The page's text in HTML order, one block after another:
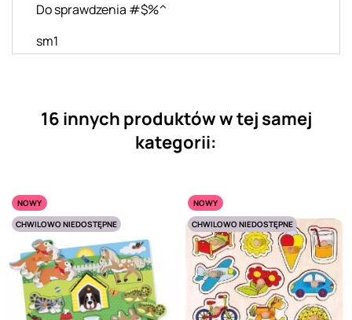
Do sprawdzenia #$%^
sm1
16 innych produktów w tej samej
kategorii:
NOWY
CHWILOWO NIEDOSTĘPNE
NOWY
CHWILOWO NIEDOSTĘPNE